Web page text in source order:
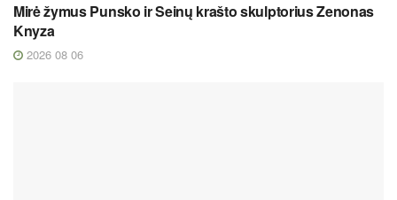
Mirė žymus Punsko ir Seinų krašto skulptorius Zenonas
Knyza
2026 08 06